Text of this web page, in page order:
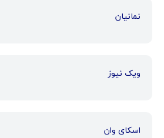
نمانیان
ویک نیوز
اسکای وان